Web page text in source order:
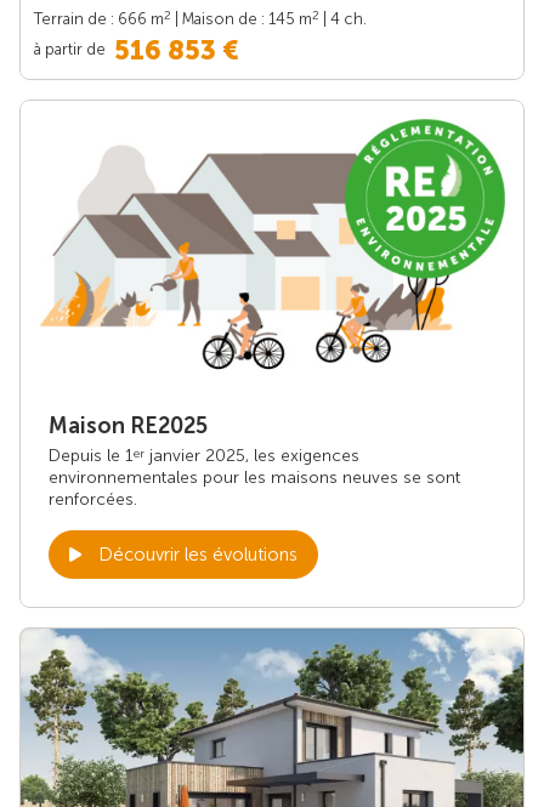
Terrain de : 666 m2 | Maison de : 145 m2
| 4 ch.
à partir de 516 853 €
Maison RE2025
Depuis le 1er janvier 2025, les exigences
environnementales pour les maisons neuves se sont
renforcées.
Découvrir les évolutions